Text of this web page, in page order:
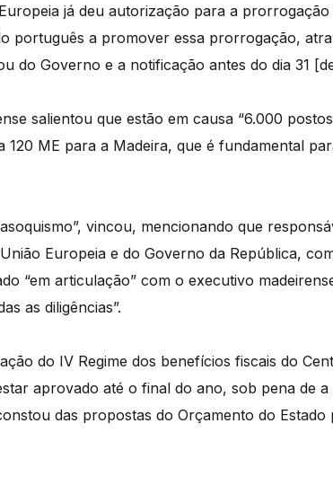
já deu autorização para a prorrogação
português a promover essa prorrogação,
do Governo e a notificação antes do dia 31
salientou que estão em causa “6.000
120 ME para a Madeira, que é fundamental
vincou, mencionando que
Europeia e do Governo da República,
“em articulação” com o executivo
as diligências”.
do IV Regime dos benefícios fiscais do
aprovado até o final do ano, sob pena de
das propostas do Orçamento do